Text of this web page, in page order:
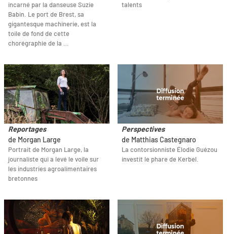
incarné par la danseuse Suzie
Babin. Le port de Brest, sa
gigantesque machinerie, est la
toile de fond de cette
chorégraphie de la …
talents
Reportages
de Morgan Large
Portrait de Morgan Large, la
journaliste qui a levé le voile sur
les industries agroalimentaires
bretonnes
Perspectives
de Matthias Castegnaro
La contorsionniste Élodie Guézou
investit le phare de Kerbel.